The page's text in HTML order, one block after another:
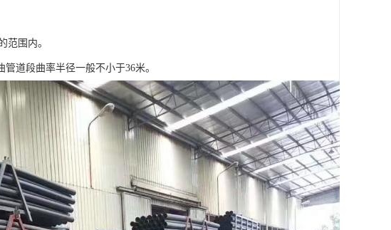
范围内。
道段曲率半径一般不小于36米。